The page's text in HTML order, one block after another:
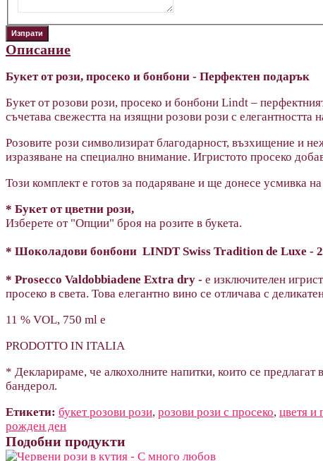
Описание
Букет от рози, просеко и бонбони - Перфектен подарък
Букет от розови рози, просеко и бонбони Lindt –
съчетава свежестта на изящни розови рози с
Розовите рози символизират благодарност, възхищение и
изразяване на специално внимание. Игристото просеко
Този комплект е готов за подаряване и ще донесе усмивка
* Букет от цветни рози,
Изберете от "Опции" броя на розите в букета.
* Шоколадови бонбони LINDT Swiss Tradition de Luxe -
* Prosecco Valdobbiadene Extra dry - е изключителен
просеко в света. Това елегантно вино се отличава с
11 % VOL, 750 ml e
PRODOTTO IN ITALIA
* Декларираме, че алкохолните напитки, които се
бандерол.
Етикети: букет розови рози, розови рози с просеко, цветя и
рожден ден
Подобни продукти